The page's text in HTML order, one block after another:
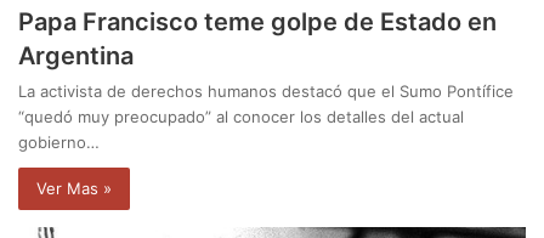
Papa Francisco teme golpe de Estado en
Argentina
La activista de derechos humanos destacó que el Sumo Pontífice
“quedó muy preocupado” al conocer los detalles del actual
gobierno…
Ver Mas »